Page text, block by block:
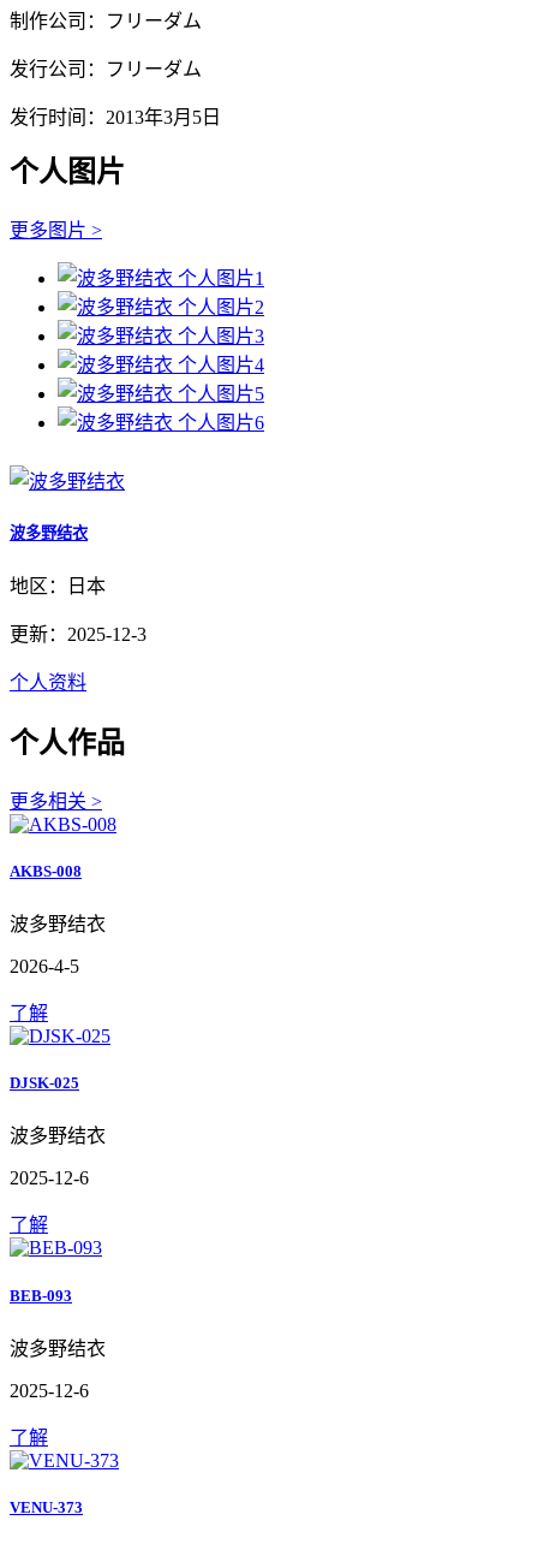
制作公司：フリーダム
发行公司：フリーダム
发行时间：2013年3月5日
个人图片
更多图片 >
波多野结衣
地区：日本
更新：2025-12-3
个人资料
个人作品
更多相关 >
AKBS-008
波多野结衣
2026-4-5
了解
DJSK-025
波多野结衣
2025-12-6
了解
BEB-093
波多野结衣
2025-12-6
了解
VENU-373